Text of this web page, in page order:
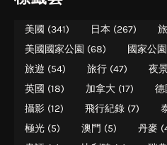
美國 (341) 日本 (267)
美國國家公園 (68) 國家公園
旅遊 (54) 旅行 (47) 夜
英國 (18) 加拿大 (17) 德
攝影 (12) 飛行紀錄 (7)
極光 (5) 澳門 (5) 丹麥